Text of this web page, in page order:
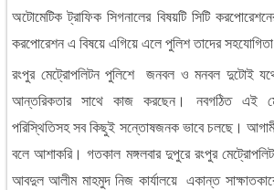
অটোমেটিক ট্রাফিক সিগনালের বিষয়টি সিটি
করপোরেশন এ বিষয়ে এগিয়ে এলে পুলিশ তাদের সহযোগিতা
রংপুর মেট্রোপলিটন পুলিশে জনবল ও মনবল দুটোই
আন্তরিকতার
সাথে কাজ করছেন। নবগঠিত এই
পরিস্থিতিসহ সব কিছুই সন্তোষজনক ভাবে চলছে।
বলে আশাকরি। গতকাল মঙ্গলবার দুপুরে রংপুর
আবদুল আলীম মাহমুদ নিজ কার্যালয়ে একান্ত